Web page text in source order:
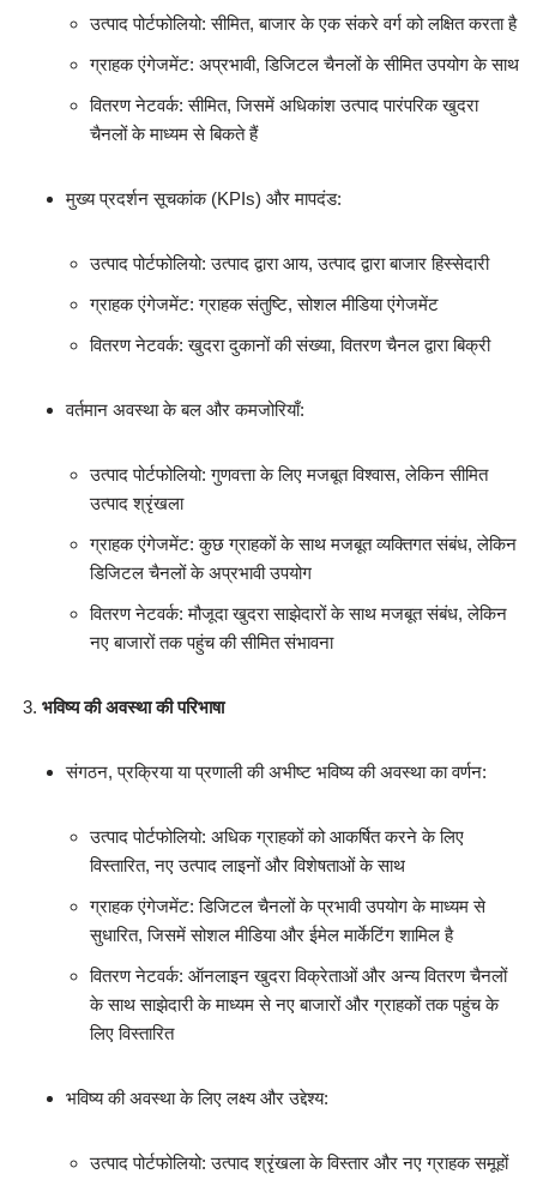
उत्पाद पोर्टफोलियो: सीमित, बाजार के एक संकरे वर्ग को लक्षित करता है
ग्राहक एंगेजमेंट: अप्रभावी, डिजिटल चैनलों के सीमित उपयोग के साथ
वितरण नेटवर्क: सीमित, जिसमें अधिकांश उत्पाद पारंपरिक खुदरा
चैनलों के माध्यम से बिकते हैं
मुख्य प्रदर्शन सूचकांक (KPIs) और मापदंड:
उत्पाद पोर्टफोलियो: उत्पाद द्वारा आय, उत्पाद द्वारा बाजार हिस्सेदारी
ग्राहक एंगेजमेंट: ग्राहक संतुष्टि, सोशल मीडिया एंगेजमेंट
वितरण नेटवर्क: खुदरा दुकानों की संख्या, वितरण चैनल द्वारा बिक्री
वर्तमान अवस्था के बल और कमजोरियाँ:
उत्पाद पोर्टफोलियो: गुणवत्ता के लिए मजबूत विश्वास, लेकिन सीमित
उत्पाद श्रृंखला
ग्राहक एंगेजमेंट: कुछ ग्राहकों के साथ मजबूत व्यक्तिगत संबंध, लेकिन
डिजिटल चैनलों के अप्रभावी उपयोग
वितरण नेटवर्क: मौजूदा खुदरा साझेदारों के साथ मजबूत संबंध, लेकिन
नए बाजारों तक पहुंच की सीमित संभावना
भविष्य की अवस्था की परिभाषा
संगठन, प्रक्रिया या प्रणाली की अभीष्ट भविष्य की अवस्था का वर्णन:
उत्पाद पोर्टफोलियो: अधिक ग्राहकों को आकर्षित करने के लिए
विस्तारित, नए उत्पाद लाइनों और विशेषताओं के साथ
ग्राहक एंगेजमेंट: डिजिटल चैनलों के प्रभावी उपयोग के माध्यम से
सुधारित, जिसमें सोशल मीडिया और ईमेल मार्केटिंग शामिल है
वितरण नेटवर्क: ऑनलाइन खुदरा विक्रेताओं और अन्य वितरण चैनलों
के साथ साझेदारी के माध्यम से नए बाजारों और ग्राहकों तक पहुंच के
लिए विस्तारित
भविष्य की अवस्था के लिए लक्ष्य और उद्देश्य:
उत्पाद पोर्टफोलियो: उत्पाद श्रृंखला के विस्तार और नए ग्राहक समूहों